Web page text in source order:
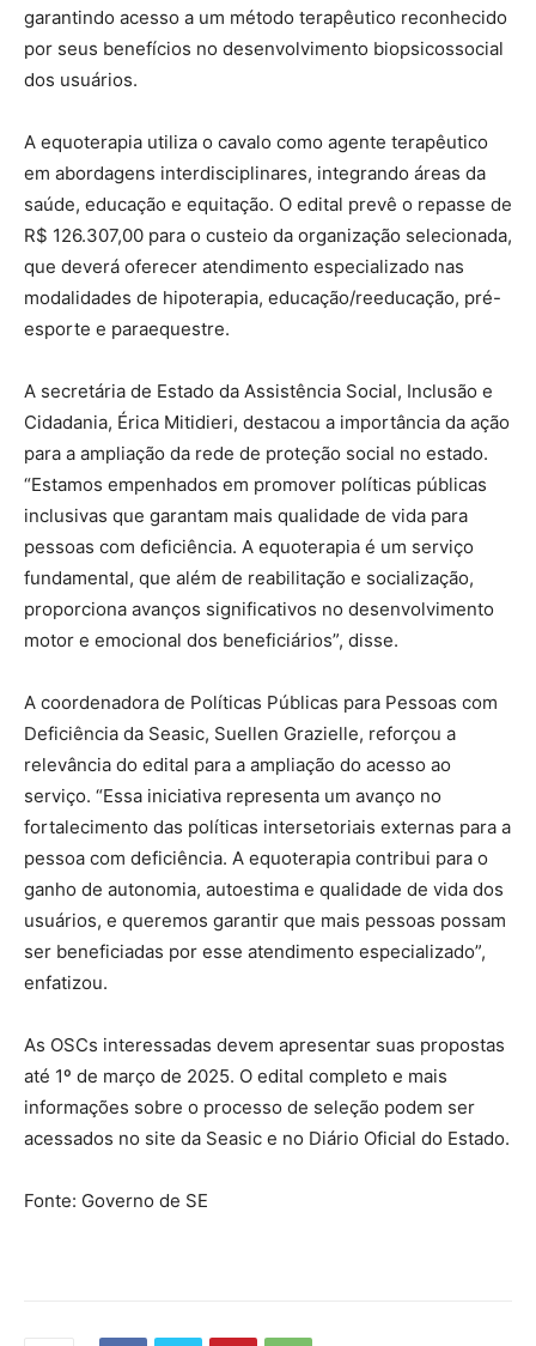
garantindo acesso a um método terapêutico reconhecido
por seus benefícios no desenvolvimento biopsicossocial
dos usuários.
A equoterapia utiliza o cavalo como agente terapêutico
em abordagens interdisciplinares, integrando áreas da
saúde, educação e equitação. O edital prevê o repasse de
R$ 126.307,00 para o custeio da organização selecionada,
que deverá oferecer atendimento especializado nas
modalidades de hipoterapia, educação/reeducação, pré-
esporte e paraequestre.
A secretária de Estado da Assistência Social, Inclusão e
Cidadania, Érica Mitidieri, destacou a importância da ação
para a ampliação da rede de proteção social no estado.
“Estamos empenhados em promover políticas públicas
inclusivas que garantam mais qualidade de vida para
pessoas com deficiência. A equoterapia é um serviço
fundamental, que além de reabilitação e socialização,
proporciona avanços significativos no desenvolvimento
motor e emocional dos beneficiários”, disse.
A coordenadora de Políticas Públicas para Pessoas com
Deficiência da Seasic, Suellen Grazielle, reforçou a
relevância do edital para a ampliação do acesso ao
serviço. “Essa iniciativa representa um avanço no
fortalecimento das políticas intersetoriais externas para a
pessoa com deficiência. A equoterapia contribui para o
ganho de autonomia, autoestima e qualidade de vida dos
usuários, e queremos garantir que mais pessoas possam
ser beneficiadas por esse atendimento especializado”,
enfatizou.
As OSCs interessadas devem apresentar suas propostas
até 1º de março de 2025. O edital completo e mais
informações sobre o processo de seleção podem ser
acessados no site da Seasic e no Diário Oficial do Estado.
Fonte: Governo de SE